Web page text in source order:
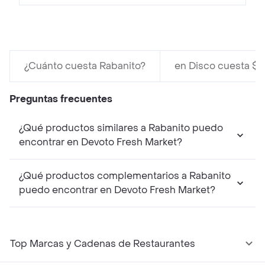
¿Cuánto cuesta Rabanito? en Disco cuesta $
Preguntas frecuentes
¿Qué productos similares a Rabanito puedo
encontrar en Devoto Fresh Market?
¿Qué productos complementarios a Rabanito
puedo encontrar en Devoto Fresh Market?
Top Marcas y Cadenas de Restaurantes